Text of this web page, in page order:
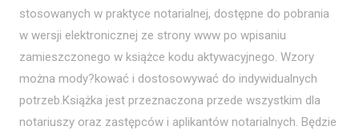
stosowanych w praktyce notarialnej, dostępne do pobrania
w wersji elektronicznej ze strony www po wpisaniu
zamieszczonego w książce kodu aktywacyjnego. Wzory
można mody?kować i dostosowywać do indywidualnych
potrzeb.Książka jest przeznaczona przede wszystkim dla
notariuszy oraz zastępców i aplikantów notarialnych. Będzie